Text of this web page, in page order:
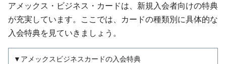
アメックス・ビジネス・カードは、新規入会者向けの特典
が充実しています。ここでは、カードの種類別に具体的な
入会特典を見ていきましょう。
▼アメックスビジネスカードの入会特典